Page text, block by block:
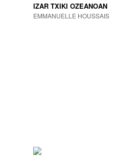
IZAR TXIKI OZEANOAN
EMMANUELLE HOUSSAIS